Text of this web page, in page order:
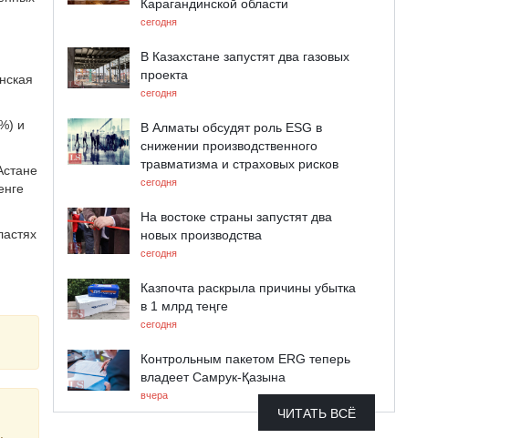
и
Карагандинской области
сегодня
В Казахстане запустят два газовых
проекта
сегодня
В Алматы обсудят роль ESG в
снижении производственного
травматизма и страховых рисков
сегодня
На востоке страны запустят два
новых производства
сегодня
Казпочта раскрыла причины убытка
в 1 млрд теңге
сегодня
Контрольным пакетом ERG теперь
владеет Самрук-Қазына
вчера
ЧИТАТЬ ВСЁ